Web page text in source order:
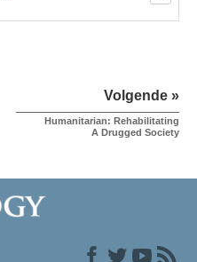
Volgende »
Humanitarian: Rehabilitating
A Drugged Society